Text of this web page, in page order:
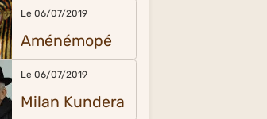
Le 06/07/2019
Aménémopé
Le 06/07/2019
Milan Kundera